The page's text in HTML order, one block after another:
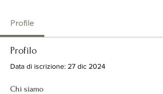
Profile
Profilo
Data di iscrizione: 27 dic 2024
Chi siamo